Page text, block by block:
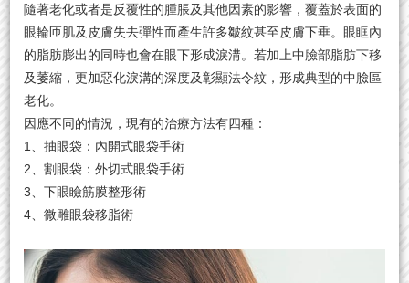
隨著老化或者是反覆性的腫脹及其他因素的影響，覆蓋於表面的
眼輪匝肌及皮膚失去彈性而產生許多皺紋甚至皮膚下垂。眼眶內
的脂肪膨出的同時也會在眼下形成淚溝。若加上中臉部脂肪下移
及萎縮，更加惡化淚溝的深度及彰顯法令紋，形成典型的中臉區
老化。
因應不同的情況，現有的治療方法有四種：
1、抽眼袋：內開式眼袋手術
2、割眼袋：外切式眼袋手術
3、下眼瞼筋膜整形術
4、微雕眼袋移脂術